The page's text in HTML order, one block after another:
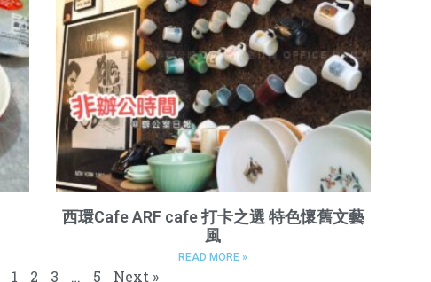
西環Cafe ARF cafe 打卡之選 特色懷舊文藝
風
READ MORE »
1 2 3 … 5 Next »